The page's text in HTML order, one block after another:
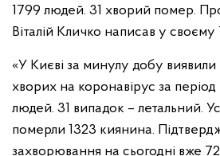
1799 людей. 31 хворий помер.
Віталій Кличко написав у
«У Києві за минулу добу виявили
хворих на коронавірус за період
людей. 31 випадок – летальний.
померли 1323 киянина.
захворювання на сьогодні вже